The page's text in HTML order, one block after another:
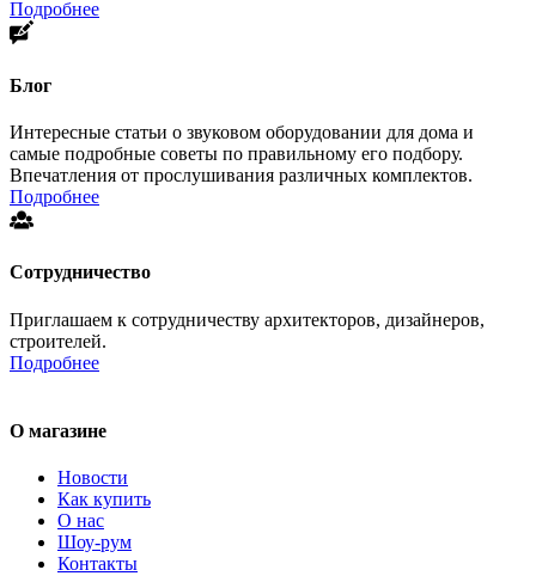
Подробнее
Блог
Интересные статьи о звуковом оборудовании для дома и
самые подробные советы по правильному его подбору.
Впечатления от прослушивания различных комплектов.
Подробнее
Сотрудничество
Приглашаем к сотрудничеству архитекторов, дизайнеров,
строителей.
Подробнее
О магазине
Новости
Как купить
О нас
Шоу-рум
Контакты